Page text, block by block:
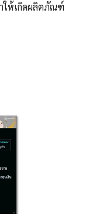
ให้เกิดผลิตภัณฑ์